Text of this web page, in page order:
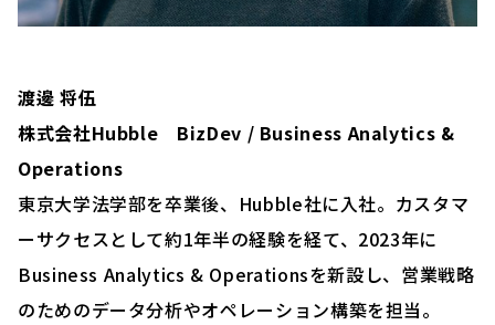
渡邊 将伍
株式会社Hubble BizDev / Business Analytics &
Operations
東京大学法学部を卒業後、Hubble社に入社。カスタマ
ーサクセスとして約1年半の経験を経て、2023年に
Business Analytics & Operationsを新設し、営業戦略
のためのデータ分析やオペレーション構築を担当。